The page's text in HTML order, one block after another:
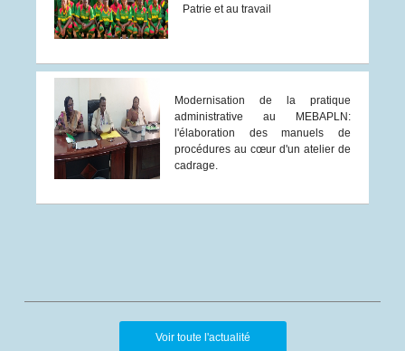
Patrie et au travail
Modernisation de la pratique
administrative au MEBAPLN:
l'élaboration des manuels de
procédures au cœur d'un atelier de
cadrage.
Voir toute l'actualité